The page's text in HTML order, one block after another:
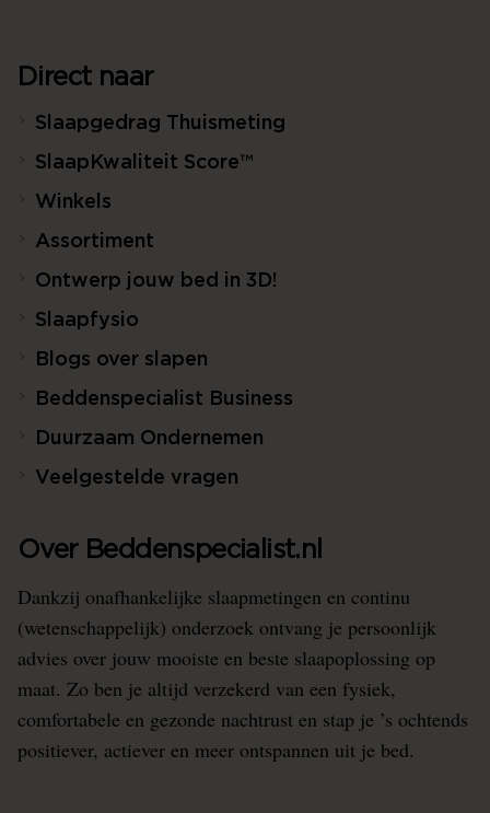
Direct naar
Slaapgedrag Thuismeting
SlaapKwaliteit Score™
Winkels
Assortiment
Ontwerp jouw bed in 3D!
Slaapfysio
Blogs over slapen
Beddenspecialist Business
Duurzaam Ondernemen
Veelgestelde vragen
Over Beddenspecialist.nl
Dankzij onafhankelijke slaapmetingen en continu
(wetenschappelijk) onderzoek ontvang je persoonlijk
advies over jouw mooiste en beste slaapoplossing op
maat. Zo ben je altijd verzekerd van een fysiek,
comfortabele en gezonde nachtrust en stap je ’s ochtends
positiever, actiever en meer ontspannen uit je bed.